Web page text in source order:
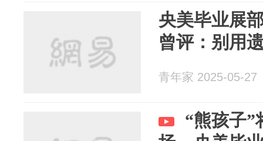
央美毕业展
曾评：别用
青年家 2025-05-27
“熊孩子”